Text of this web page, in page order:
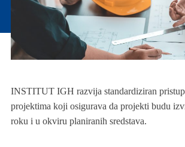
INSTITUT IGH razvija standardiziran
projektima koji osigurava da projekti budu
roku i u okviru planiranih sredstava.